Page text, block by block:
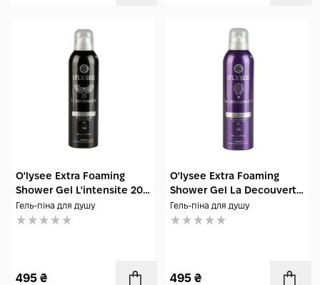
O'lysee Extra Foaming
Shower Gel L'intensite 200
мл
Гель-піна для душу
495 ₴
O'lysee Extra Foaming
Shower Gel La Decouverte
200 мл
Гель-піна для душу
495 ₴